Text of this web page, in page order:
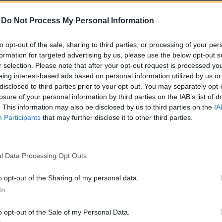
Do Not Process My Personal Information
opt-out of the sale, sharing to third parties, or processing of your
for targeted advertising by us, please use the below opt-out
selection. Please note that after your opt-out request is processed
interest-based ads based on personal information utilized by us
to third parties prior to your opt-out. You may separately
of your personal information by third parties on the IAB’s list of
This information may also be disclosed by us to third parties on the
Participants that may further disclose it to other third parties.
Data Processing Opt Outs
opt-out of the Sharing of my personal data.
opt-out of the Sale of my Personal Data.
– vallott a főtitkár a készletekről
az ellenőrzéssel: ha beragad a
kikapcsolják az EU új biometrikus
nincs sok türelem az új rendszerhez.
a katonai drónok legnagyobb
különleges rendszert próbált ki a
hadserege